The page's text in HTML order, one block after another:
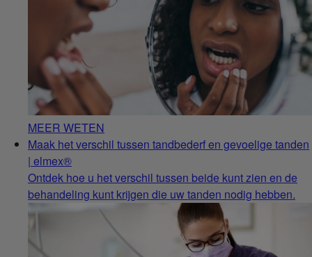
MEER WETEN
Maak het verschil tussen tandbederf en gevoelige tanden
| elmex®
Ontdek hoe u het verschil tussen beide kunt zien en de
behandeling kunt krijgen die uw tanden nodig hebben.